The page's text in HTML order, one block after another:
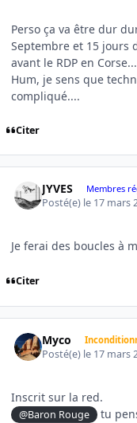
Perso ça va être dur
Septembre et 15 jours
avant le RDP en
Hum, je sens que
compliqué....
Citer
JYVES Membres
Posté(e) le 17 mars
Je ferai des boucles à
Citer
Myco
Posté(e) le 17 mars
Inscrit sur la red.
@Baron Rouge
tu